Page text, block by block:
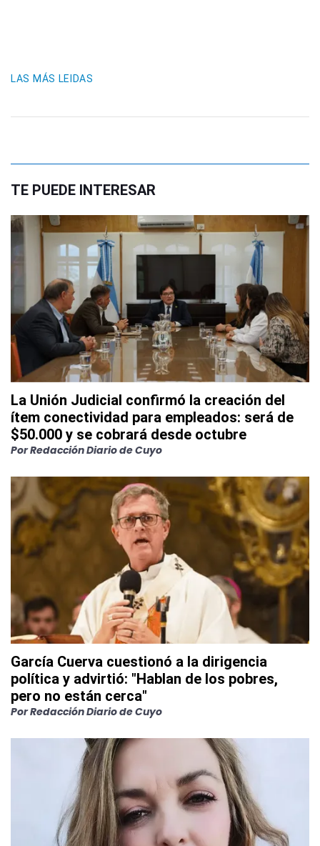
LAS MÁS LEIDAS
TE PUEDE INTERESAR
La Unión Judicial confirmó la creación del
ítem conectividad para empleados: será de
$50.000 y se cobrará desde octubre
PorRedacción Diario de Cuyo
García Cuerva cuestionó a la dirigencia
política y advirtió: "Hablan de los pobres,
pero no están cerca"
PorRedacción Diario de Cuyo